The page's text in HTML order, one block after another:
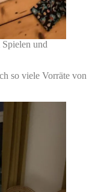
und
so viele Vorräte von